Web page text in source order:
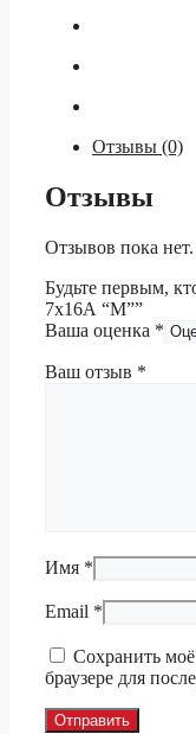
Отзывы (0)
Отзывы
Отзывов пока нет.
Будьте первым,
7х16А “М””
Ваша оценка *
Ваш отзыв *
Имя *
Email *
Сохранить
браузере для